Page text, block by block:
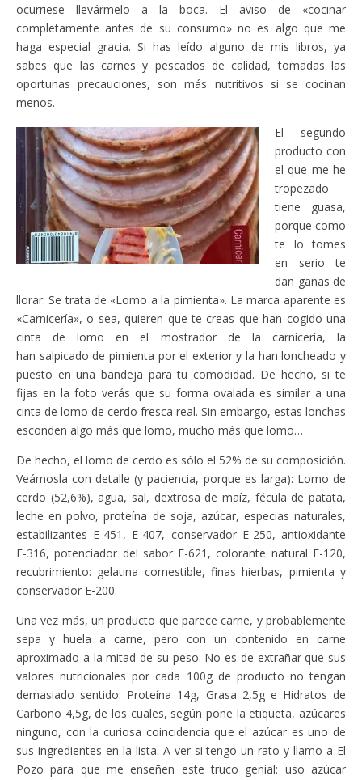
ocurriese llevármelo a la boca. El aviso de «cocinar
completamente antes de su consumo» no es algo que me
haga especial gracia. Si has leído alguno de mis libros, ya
sabes que las carnes y pescados de calidad, tomadas las
oportunas precauciones, son más nutritivos si se cocinan
menos.
El segundo
producto con
el que me he
tropezado
tiene guasa,
porque como
te lo tomes
en serio te
dan ganas de
llorar. Se trata de «Lomo a la pimienta». La marca aparente es
«Carnicería», o sea, quieren que te creas que han cogido una
cinta de lomo en el mostrador de la carnicería, la
han salpicado de pimienta por el exterior y la han loncheado y
puesto en una bandeja para tu comodidad. De hecho, si te
fijas en la foto verás que su forma ovalada es similar a una
cinta de lomo de cerdo fresca real. Sin embargo, estas lonchas
esconden algo más que lomo, mucho más que lomo…
De hecho, el lomo de cerdo es sólo el 52% de su composición.
Veámosla con detalle (y paciencia, porque es larga): Lomo de
cerdo (52,6%), agua, sal, dextrosa de maíz, fécula de patata,
leche en polvo, proteína de soja, azúcar, especias naturales,
estabilizantes E-451, E-407, conservador E-250, antioxidante
E-316, potenciador del sabor E-621, colorante natural E-120,
recubrimiento: gelatina comestible, finas hierbas, pimienta y
conservador E-200.
Una vez más, un producto que parece carne, y probablemente
sepa y huela a carne, pero con un contenido en carne
aproximado a la mitad de su peso. No es de extrañar que sus
valores nutricionales por cada 100g de producto no tengan
demasiado sentido: Proteína 14g, Grasa 2,5g e Hidratos de
Carbono 4,5g, de los cuales, según pone la etiqueta, azúcares
ninguno, con la curiosa coincidencia que el azúcar es uno de
sus ingredientes en la lista. A ver si tengo un rato y llamo a El
Pozo para que me enseñen este truco genial: uso azúcar